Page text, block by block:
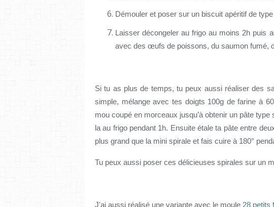
Démouler et poser sur un biscuit apéritif de
Laisser décongeler au frigo au moins 2h puis
avec des œufs de poissons, du saumon fumé,
Si tu as plus de temps, tu peux aussi réaliser des
simple, mélange avec tes doigts 100g de farine à
mou coupé en morceaux jusqu’à obtenir un pâte
la au frigo pendant 1h. Ensuite étale ta pâte entre
plus grand que la mini spirale et fais cuire à 180°
Tu peux aussi poser ces délicieuses spirales sur un
J'ai aussi réalisé une variante avec le moule 28 petits